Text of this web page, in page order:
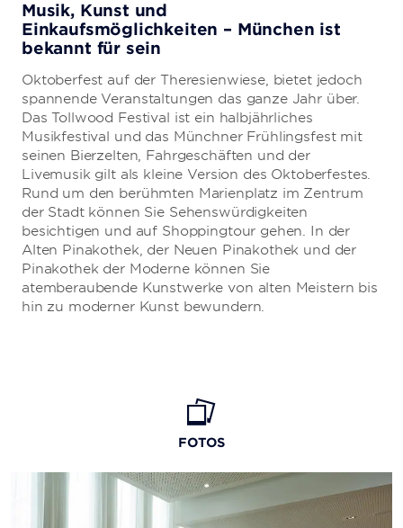
Musik, Kunst und
Einkaufsmöglichkeiten – München ist
bekannt für sein
Oktoberfest auf der Theresienwiese, bietet jedoch
spannende Veranstaltungen das ganze Jahr über.
Das Tollwood Festival ist ein halbjährliches
Musikfestival und das Münchner Frühlingsfest mit
seinen Bierzelten, Fahrgeschäften und der
Livemusik gilt als kleine Version des Oktoberfestes.
Rund um den berühmten Marienplatz im Zentrum
der Stadt können Sie Sehenswürdigkeiten
besichtigen und auf Shoppingtour gehen. In der
Alten Pinakothek, der Neuen Pinakothek und der
Pinakothek der Moderne können Sie
atemberaubende Kunstwerke von alten Meistern bis
hin zu moderner Kunst bewundern.
FOTOS